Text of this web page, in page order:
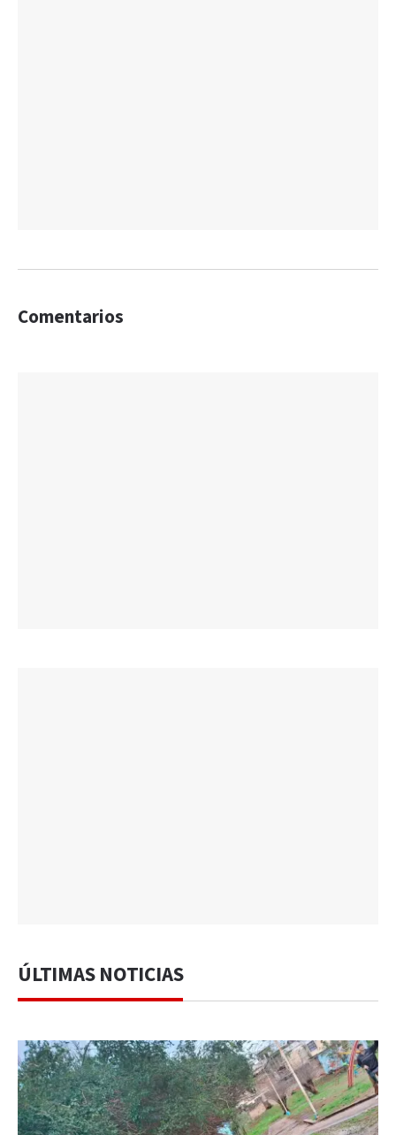
Comentarios
ÚLTIMAS NOTICIAS